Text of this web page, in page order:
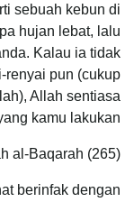
sebuah kebun di
hujan lebat, lalu
Kalau ia tidak
renyai pun (cukup
Allah sentiasa
kamu lakukan.”
al-Baqarah (265)
berinfak dengan